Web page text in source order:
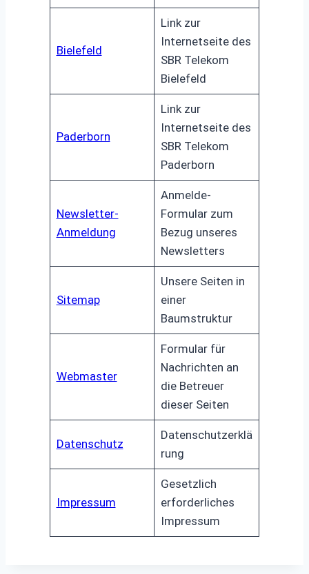
Bielefeld
Link zur
Internetseite des
SBR Telekom
Bielefeld
Paderborn
Link zur
Internetseite des
SBR Telekom
Paderborn
Newsletter-
Anmeldung
Anmelde-
Formular zum
Bezug unseres
Newsletters
Sitemap
Unsere Seiten in
einer
Baumstruktur
Webmaster
Formular für
Nachrichten an
die Betreuer
dieser Seiten
Datenschutz
Datenschutzerklä
rung
Impressum
Gesetzlich
erforderliches
Impressum